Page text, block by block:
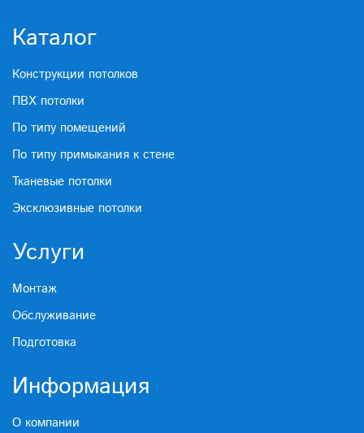
Каталог
Конструкции потолков
ПВХ потолки
По типу помещений
По типу примыкания к стене
Тканевые потолки
Эксклюзивные потолки
Услуги
Монтаж
Обслуживание
Подготовка
Информация
О компании